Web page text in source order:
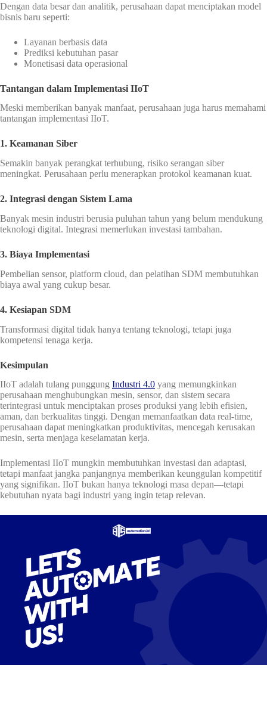
Dengan data besar dan analitik, perusahaan dapat menciptakan model
bisnis baru seperti:
Layanan berbasis data
Prediksi kebutuhan pasar
Monetisasi data operasional
Tantangan dalam Implementasi IIoT
Meski memberikan banyak manfaat, perusahaan juga harus memahami
tantangan implementasi IIoT.
1. Keamanan Siber
Semakin banyak perangkat terhubung, risiko serangan siber
meningkat. Perusahaan perlu menerapkan protokol keamanan kuat.
2. Integrasi dengan Sistem Lama
Banyak mesin industri berusia puluhan tahun yang belum mendukung
teknologi digital. Integrasi memerlukan investasi tambahan.
3. Biaya Implementasi
Pembelian sensor, platform cloud, dan pelatihan SDM membutuhkan
biaya awal yang cukup besar.
4. Kesiapan SDM
Transformasi digital tidak hanya tentang teknologi, tetapi juga
kompetensi tenaga kerja.
Kesimpulan
IIoT adalah tulang punggung Industri 4.0 yang memungkinkan
perusahaan menghubungkan mesin, sensor, dan sistem secara
terintegrasi untuk menciptakan proses produksi yang lebih efisien,
aman, dan berkualitas tinggi. Dengan memanfaatkan data real-time,
perusahaan dapat meningkatkan produktivitas, mencegah kerusakan
mesin, serta menjaga keselamatan kerja.
Implementasi IIoT mungkin membutuhkan investasi dan adaptasi,
tetapi manfaat jangka panjangnya memberikan keunggulan kompetitif
yang signifikan. IIoT bukan hanya teknologi masa depan—tetapi
kebutuhan nyata bagi industri yang ingin tetap relevan.